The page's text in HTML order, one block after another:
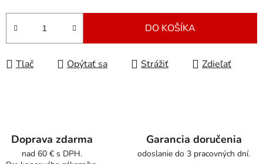
Jednotková cena:
DO KOŠÍKA
Tlač Opýtať sa Strážiť Zdieľať
Doprava zdarma
nad 60 € s DPH.
Garancia doručenia
odoslanie do 3 pracovných dní.